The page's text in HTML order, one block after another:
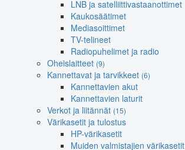
LNB ja satelliittivastaanottimet
Kaukosäätimet
Mediasoittimet
TV-telineet
Radiopuhelimet ja radio
Oheislaitteet (9)
Kannettavat ja tarvikkeet (6)
Kannettavien akut
Kannettavien laturit
Verkot ja liitännät (15)
Värikasetit ja tulostus
HP-värikasetit
Muiden valmistajien värikasetit